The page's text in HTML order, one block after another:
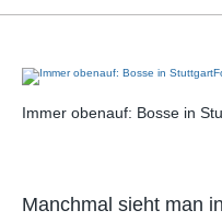
Immer obenauf: Bosse in
Manchmal sieht man